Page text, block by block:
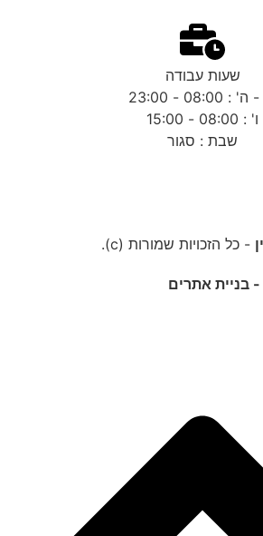
שעות עבודה
08:00 - 23:00
ו' : 08:00 - 15:00
שבת : סגור
- כל הזכויות שמורות (c).